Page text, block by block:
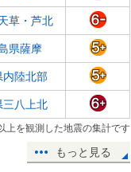
草・芦北
県薩摩
内陸北部
三八上北
上を観測した地震の集計です
もっと見る